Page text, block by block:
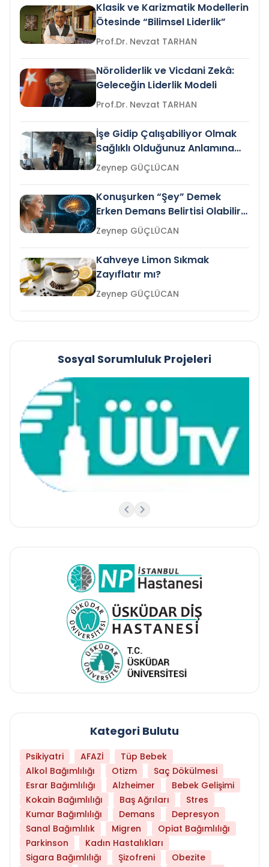
Klasik ve Karizmatik Modellerin
Ötesinde “Bilimsel Liderlik”
Prof.Dr. Nevzat TARHAN
Nöroliderlik ve Vicdani Zekâ:
Geleceğin Liderlik Modeli
Prof.Dr. Nevzat TARHAN
İşe Gidip Çalışabiliyor Olmak
Sağlıklı Olduğunuz Anlamına
Gelir mi?Zeynep GÜÇLÜCAN
Konuşurken “Şey” Demek
Erken Demans Belirtisi Olabilir
mi?
Zeynep GÜÇLÜCAN
Kahveye Limon Sıkmak
Zayıflatır mı?
Zeynep GÜÇLÜCAN
Sosyal Sorumluluk Projeleri
Kategori Bulutu
Psikiyatri AFAZİ
Tüp Bebek
Alkol Bağımlılığı
Otizm
Saç Dökülmesi
Esrar Bağımlılığı
Alzheimer
Bebek Gelişimi
Kokain Bağımlılığı
Baş Ağrıları
Stres
Kumar Bağımlılığı
Demans
Depresyon
Sanal Bağımlılık
Migren
Opiat Bağımlılığı
Parkinson
Kadın Hastalıkları
Sigara Bağımlılığı
Şizofreni
Obezite